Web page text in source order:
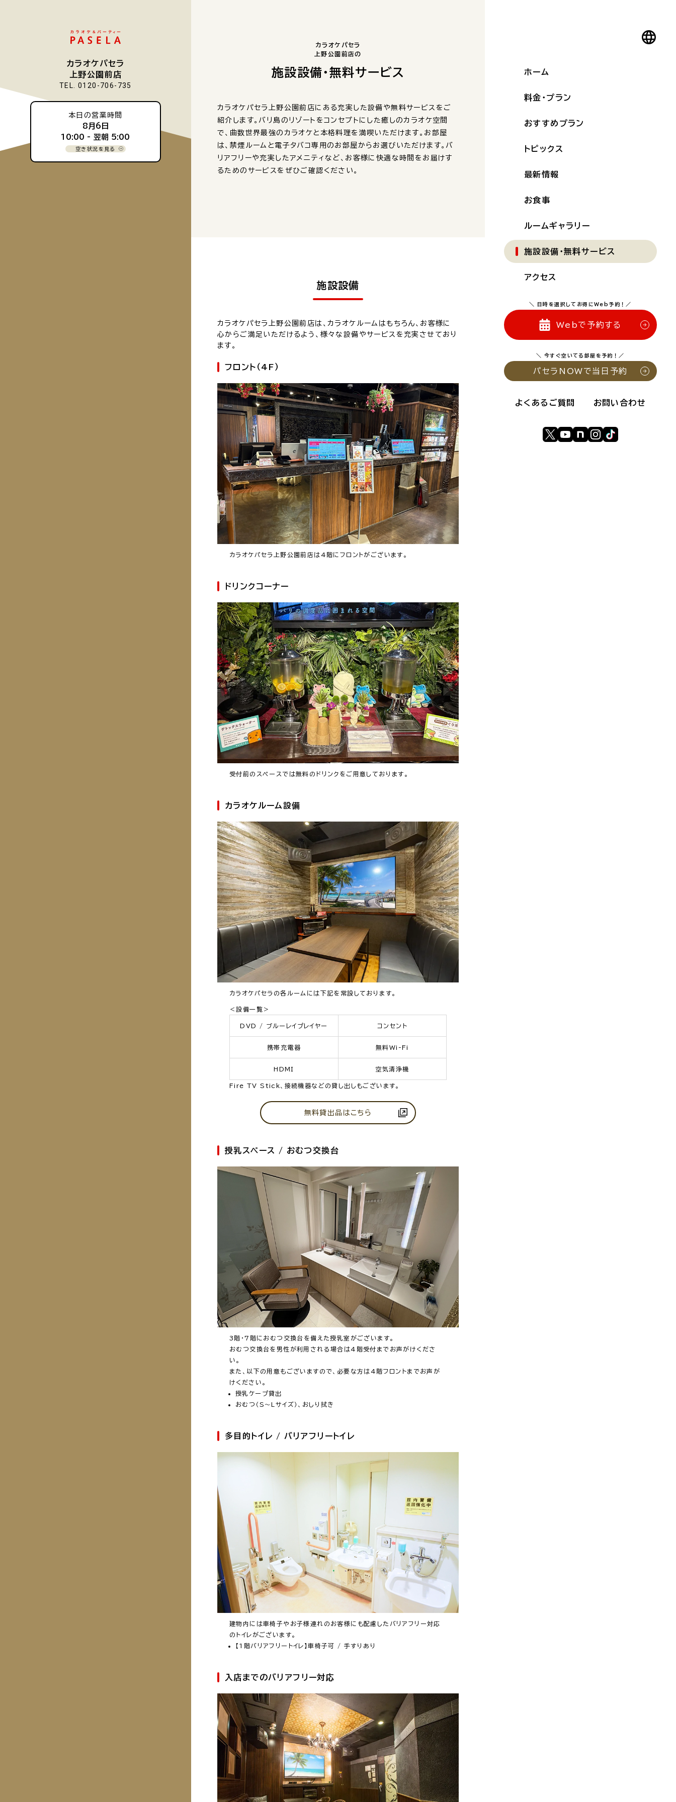
カラオケパセラ
上野公園前店
TEL. 0120-706-735
本日の営業時間
8月6日
10:00 - 翌朝 5:00
空き状況を見る
ホーム
料金・プラン
おすすめプラン
トピックス
最新情報
お食事
ルームギャラリー
施設設備・無料サービス
アクセス
＼ 日時を選択してお得にWeb予約！／
Webで予約する
＼ 今すぐ空いてる部屋を予約！／
パセラNOWで当日予約
よくあるご質問 お問い合わせ
カラオケパセラ
上野公園前店の
施設設備・無料サービス
カラオケパセラ上野公園前店にある充実した設備や無料サービスをご
紹介します。バリ島のリゾートをコンセプトにした癒しのカラオケ空間
で、曲数世界最強のカラオケと本格料理を満喫いただけます。お部屋
は、禁煙ルームと電子タバコ専用のお部屋からお選びいただけます。バ
リアフリーや充実したアメニティなど、お客様に快適な時間をお届けす
るためのサービスをぜひご確認ください。
施設設備
カラオケパセラ上野公園前店は、カラオケルームはもちろん、お客様に
心からご満足いただけるよう、様々な設備やサービスを充実させており
ます。
フロント（4F）
カラオケパセラ上野公園前店は4階にフロントがございます。
ドリンクコーナー
受付前のスペースでは無料のドリンクをご用意しております。
カラオケルーム設備
カラオケパセラの各ルームには下記を常設しております。
＜設備一覧＞
DVD / ブルーレイプレイヤー コンセント
携帯充電器 無料Wi-Fi
HDMI 空気清浄機
Fire TV Stick、接続機器などの貸し出しもございます。
無料貸出品はこちら
授乳スペース / おむつ交換台
3階・7階におむつ交換台を備えた授乳室がございます。
おむつ交換台を男性が利用される場合は4階受付までお声がけくださ
い。
また、以下の用意もございますので、必要な方は4階フロントまでお声が
けください。
授乳ケープ貸出
おむつ（S〜Lサイズ）、おしり拭き
多目的トイレ / バリアフリートイレ
建物内には車椅子やお子様連れのお客様にも配慮したバリアフリー対応
のトイレがございます。
【1階バリアフリートイレ】車椅子可 / 手すりあり
入店までのバリアフリー対応